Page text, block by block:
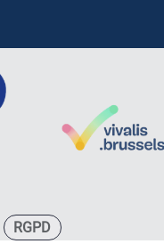
RGPD